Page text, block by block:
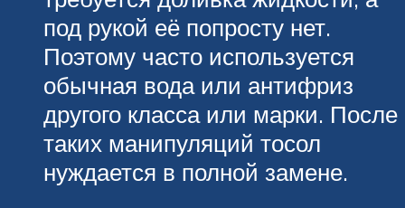
под рукой её попросту нет.
Поэтому часто используется
обычная вода или антифриз
другого класса или марки. После
таких манипуляций тосол
нуждается в полной замене.